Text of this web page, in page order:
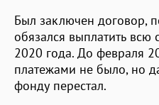
Был заключен договор,
обязался выплатить
2020 года. До февраля
платежами не было, но
фонду перестал.